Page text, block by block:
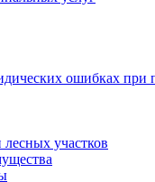
ошибках при
участков